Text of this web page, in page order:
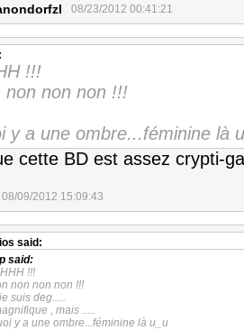
08/23/2012 00:41:21
!!!
non non non !!!
y a une ombre...féminine là
cette BD est assez crypti-
08/09/2012 15:09:43
said:
said:
!!!
non non non !!!
suis deg.....
, mais .....
y a une ombre...féminine là u_u